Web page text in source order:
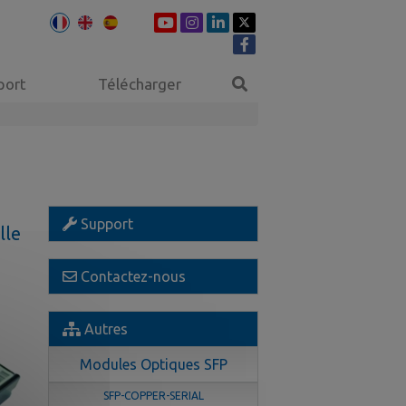
Télécharger
Support
Contactez-nous
Autres
Modules Optiques SFP
SFP-COPPER-SERIAL